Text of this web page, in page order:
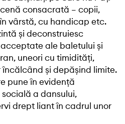
consacrată – copii,
vârstă, cu handicap etc.
și deconstruiesc
ale baletului și
uneori cu timidități,
și depășind limite.
pune în evidență
a dansului,
drept liant în cadrul unor